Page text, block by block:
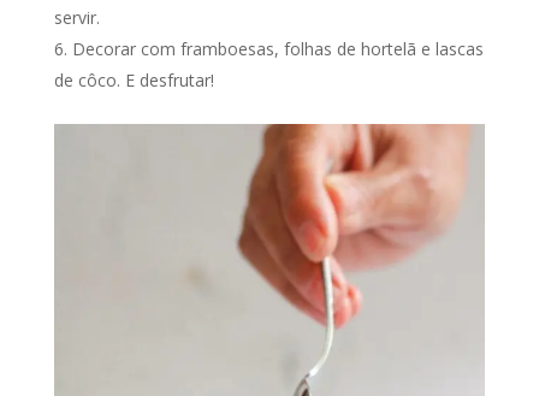
servir.
Decorar com framboesas, folhas de hortelã e lascas
de côco. E desfrutar!